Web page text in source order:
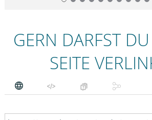
GERN DARFST
SEITE